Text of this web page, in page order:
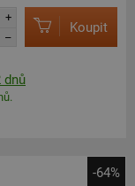
+
–
Koupit
dnů
-64%